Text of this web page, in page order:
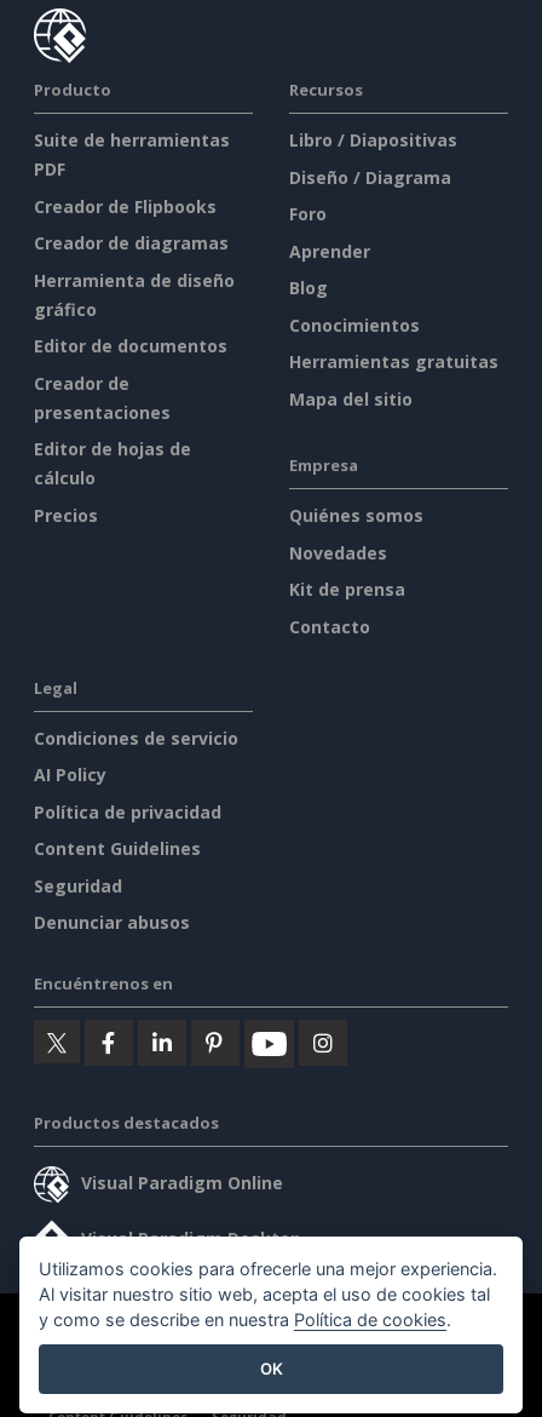
Producto
Suite de herramientas
PDF
Creador de Flipbooks
Creador de diagramas
Herramienta de diseño
gráfico
Editor de documentos
Creador de
presentaciones
Editor de hojas de
cálculo
Precios
Recursos
Libro / Diapositivas
Diseño / Diagrama
Foro
Aprender
Blog
Conocimientos
Herramientas gratuitas
Mapa del sitio
Empresa
Quiénes somos
Novedades
Kit de prensa
Contacto
Legal
Condiciones de servicio
AI Policy
Política de privacidad
Content Guidelines
Seguridad
Denunciar abusos
Encuéntrenos en
Productos destacados
Visual Paradigm Online
Visual Paradigm Desktop
©2026 by Visual Paradigm. Todos los derechos reservados.
Utilizamos cookies para ofrecerle una mejor experiencia.
Al visitar nuestro sitio web, acepta el uso de cookies tal
y como se describe en nuestra Política de cookies.
OK